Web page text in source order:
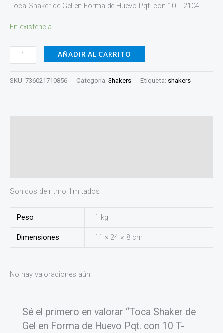
Toca Shaker de Gel en Forma de Huevo Pqt. con 10 T-2104
En existencia
T-
AÑADIR AL CARRITO
SKU: 736021710856 Categoría: Shakers Etiqueta: shakers
Sonidos de ritmo ilimitados
Peso 1 kg
Dimensiones 11 × 24 × 8 cm
No hay valoraciones aún.
Sé el primero en valorar “Toca Shaker de
Gel en Forma de Huevo Pqt. con 10 T-